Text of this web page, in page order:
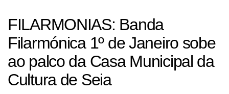
FILARMONIAS: Banda
Filarmónica 1º de Janeiro sobe
ao palco da Casa Municipal da
Cultura de Seia